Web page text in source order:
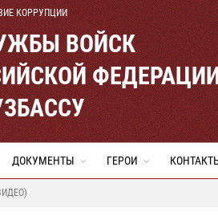
КОРРУПЦИИ
ВОЙСК
ДОКУМЕНТЫ ГЕРОИ